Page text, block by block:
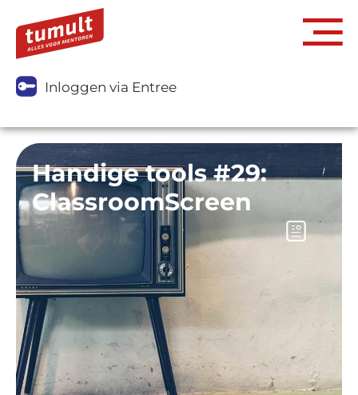
Inloggen via Entree
Handige tools #29:
ClassroomScreen